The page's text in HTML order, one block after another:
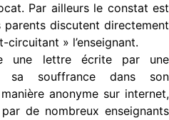
Par ailleurs le constat est
discutent directement
» l’enseignant.
une lettre écrite par une
sa souffrance dans son
anonyme sur internet,
de nombreux enseignants